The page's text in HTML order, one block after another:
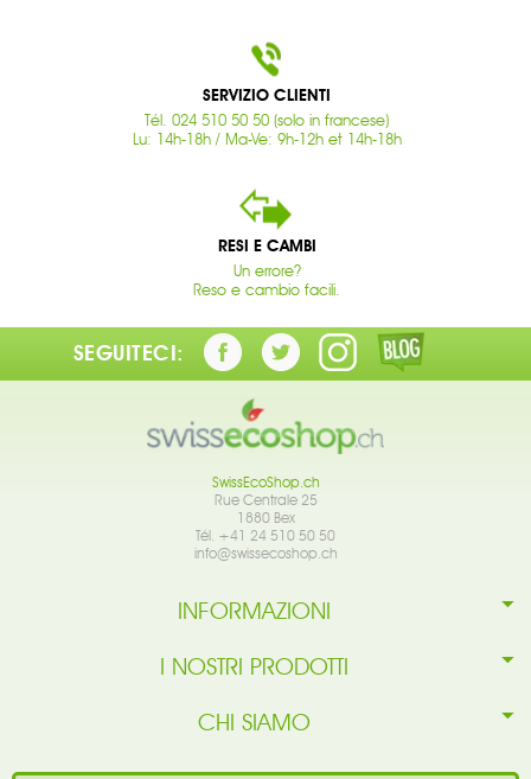
SERVIZIO CLIENTI
Tél. 024 510 50 50 (solo in francese)
Lu: 14h-18h / Ma-Ve: 9h-12h et 14h-18h
RESI E CAMBI
Un errore?
Reso e cambio facili.
SEGUITECI:
SwissEcoShop.ch
Rue Centrale 25
1880 Bex
Tél. +41 24 510 50 50
info@swissecoshop.ch
INFORMAZIONI
I NOSTRI PRODOTTI
CHI SIAMO